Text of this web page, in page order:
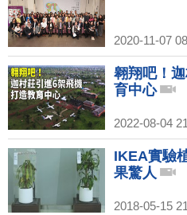
2020-11-07
翱翔吧！
育中心
2022-08-04
IKEA實驗
果驚人
2018-05-15